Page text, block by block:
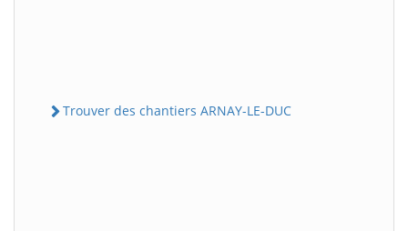
Trouver des chantiers ARNAY-LE-DUC